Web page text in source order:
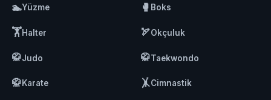
🏊Yüzme 🥊 Boks
🏋️Halter 🏹Okçuluk
🥋Judo 🥋Taekwondo
🥋Karate 🤸Cimnastik